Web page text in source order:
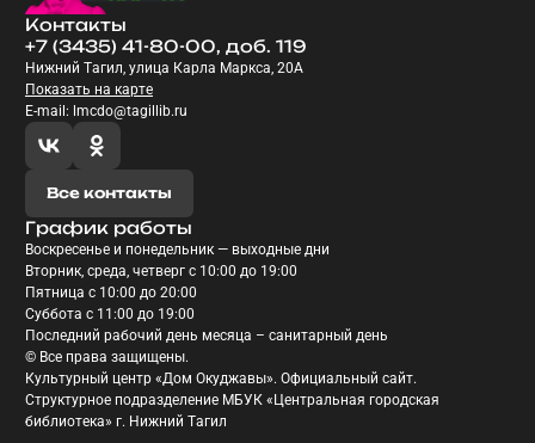
© Все права защищены.
Культурный центр «Дом Окуджавы». Официальный сайт.
Структурное подразделение МБУК «Центральная городская
библиотека» г. Нижний Тагил
Контакты
+7 (3435) 41-80-00, доб. 119
Нижний Тагил, улица Карла Маркса, 20А
Показать на карте
E-mail: lmcdo@tagillib.ru
Все контакты
График работы
Воскресенье и понедельник — выходные дни
Вторник, среда, четверг с 10:00 до 19:00
Пятница с 10:00 до 20:00
Суббота с 11:00 до 19:00
Последний рабочий день месяца – санитарный день